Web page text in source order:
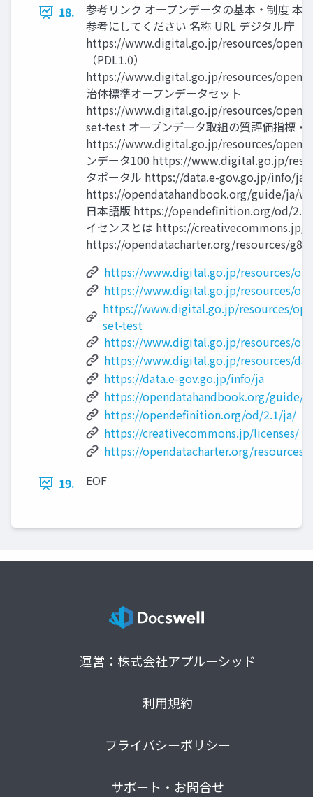
18.
参考リンク オープンデータの基本・制度 本
参考にしてください 名称 URL デジタル庁「
https://www.digital.go.jp/resources/
（PDL1.0）
https://www.digital.go.jp/resources/
治体標準オープンデータセット
https://www.digital.go.jp/resources/
set-test オープンデータ取組の質評価指標・
https://www.digital.go.jp/resources/
ンデータ100 https://www.digital.go.jp/
タポータル https://data.e-gov.go.jp/info/ja
https://opendatahandbook.org/guide/ja/
日本語版 https://opendefinition.org/od/2.1/
イセンスとは https://creativecommons.jp/
https://opendatacharter.org/resources/g8-
https://www.digital.go.jp/resources/
https://www.digital.go.jp/resources/
https://www.digital.go.jp/resources/
set-test
https://www.digital.go.jp/resources/
https://www.digital.go.jp/resources/
https://data.e-gov.go.jp/info/ja
https://opendatahandbook.org/guide/
https://opendefinition.org/od/2.1/ja/
https://creativecommons.jp/licenses/
https://opendatacharter.org/
19.
EOF
運営：株式会社アプルーシッド
利用規約
プライバシーポリシー
サポート・お問合せ